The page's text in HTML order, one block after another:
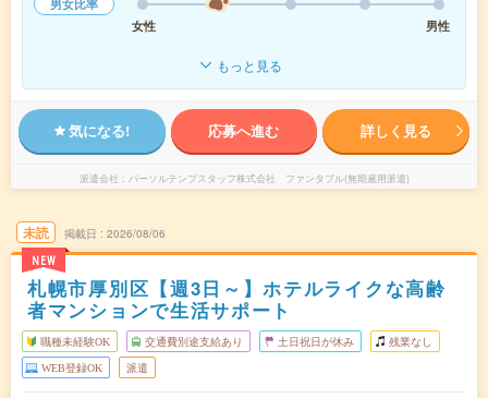
男女比率
女性
男性
もっと見る
気になる! 応募へ進む 詳しく見る
派遣会社 パーソルテンプスタッフ株式会社 ファンタブル(無期雇用派遣)
未読
NEW
掲載日 2026/08/06
札幌市厚別区【週3日～】ホテルライクな高齢
者マンションで生活サポート
職種未経験OK 交通費別途支給あり 土日祝日が休み 残業なし
WEB登録OK 派遣